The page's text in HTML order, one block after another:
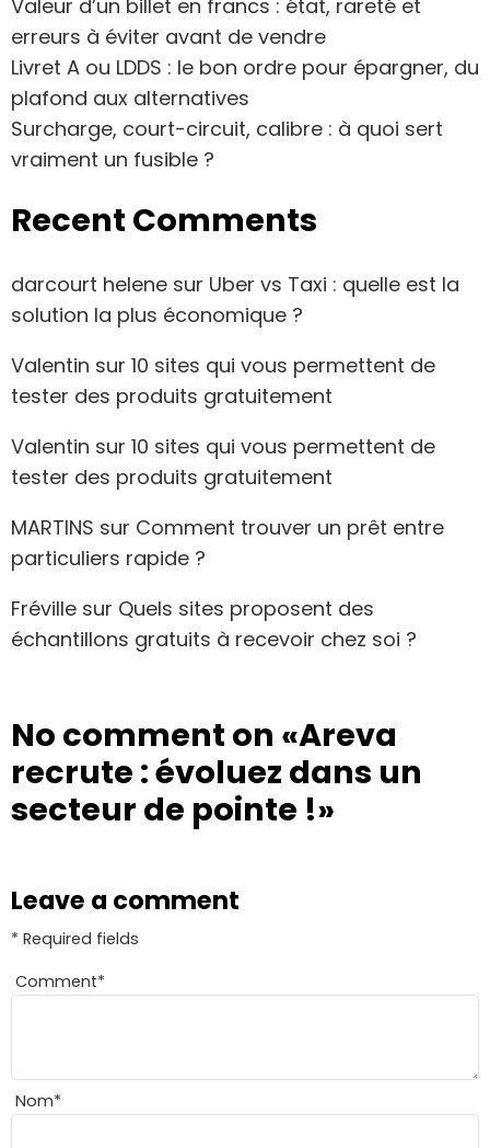
Valeur d’un billet en francs : état, rareté et
erreurs à éviter avant de vendre
Livret A ou LDDS : le bon ordre pour épargner, du
plafond aux alternatives
Surcharge, court-circuit, calibre : à quoi sert
vraiment un fusible ?
Recent Comments
darcourt helene sur Uber vs Taxi : quelle est la
solution la plus économique ?
Valentin sur 10 sites qui vous permettent de
tester des produits gratuitement
Valentin sur 10 sites qui vous permettent de
tester des produits gratuitement
MARTINS sur Comment trouver un prêt entre
particuliers rapide ?
Fréville sur Quels sites proposent des
échantillons gratuits à recevoir chez soi ?
No comment on «Areva
recrute : évoluez dans un
secteur de pointe !»
Leave a comment
* Required fields
Comment*
Nom*